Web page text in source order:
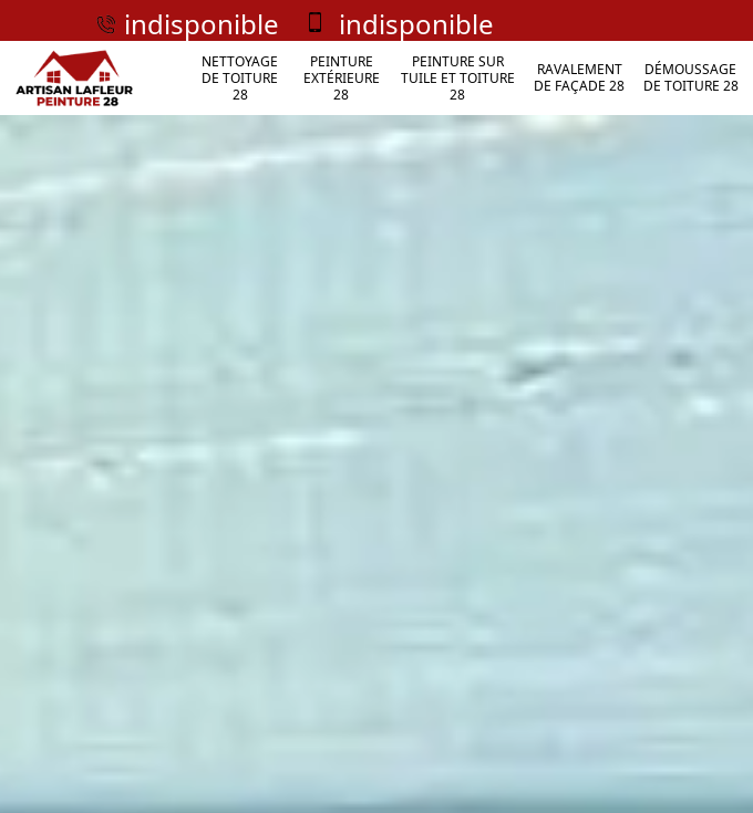
indisponible indisponible
NETTOYAGE
DE TOITURE
28
PEINTURE
EXTÉRIEURE
28
PEINTURE SUR
TUILE ET TOITURE
28
RAVALEMENT
DE FAÇADE 28
DÉMOUSSAGE
DE TOITURE 28